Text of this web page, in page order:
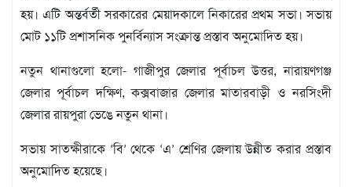
অর্থনীতি
স্বাস্থ্য
পর্যটন
লাইফস্টাইল
ফটো
প্রবাস
শিক্ষা
ও
হয়। এটি অন্তর্বর্তী সরকারের মেয়াদকালে নিকারের প্রথম সভা। সভায়
মোট ১১টি প্রশাসনিক পুনর্বিন্যাস সংক্রান্ত প্রস্তাব অনুমোদিত হয়।
নতুন থানাগুলো হলো- গাজীপুর জেলার পূর্বাচল উত্তর, নারায়ণগঞ্জ
জেলার পূর্বাচল দক্ষিণ, কক্সবাজার জেলার মাতারবাড়ী ও নরসিংদী
জেলার রায়পুরা ভেঙে নতুন থানা।
সভায় সাতক্ষীরাকে ‘বি’ থেকে ‘এ’ শ্রেণির জেলায় উন্নীত করার প্রস্তাব
অনুমোদিত হয়েছে।